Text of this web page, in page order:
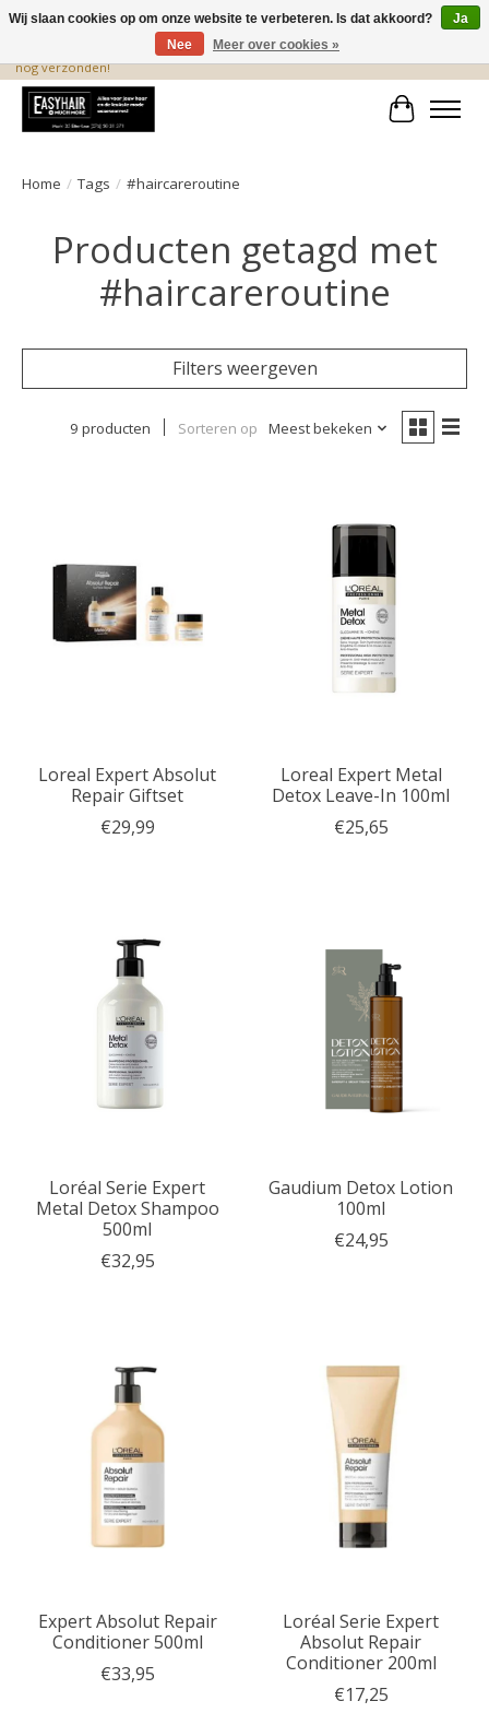
De beste produkten staan hier! Voor 15.00 uur besteld, wordt dezelfde dag
nog verzonden!
Home / Tags / #haircareroutine
Producten getagd met
#haircareroutine
Filters weergeven
9 producten Sorteren op Meest bekeken
Loreal Expert Absolut
Repair Giftset
€29,99
Loreal Expert Metal
Detox Leave-In 100ml
€25,65
Loréal Serie Expert
Metal Detox Shampoo
500ml
€32,95
Gaudium Detox Lotion
100ml
€24,95
Expert Absolut Repair
Conditioner 500ml
€33,95
Loréal Serie Expert
Absolut Repair
Conditioner 200ml
€17,25
Wij slaan cookies op om onze website te verbeteren. Is dat akkoord?
Ja
Nee
Meer over cookies »